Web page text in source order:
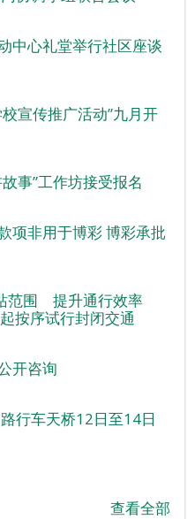
中心礼堂举行社区座谈
宣传推广活动”九月开
事”工作坊接受报名
项非用于博彩 博彩承批
范围 提升通行效率
按序试行封闭交通
开咨询
行车天桥12日至14日
查看全部